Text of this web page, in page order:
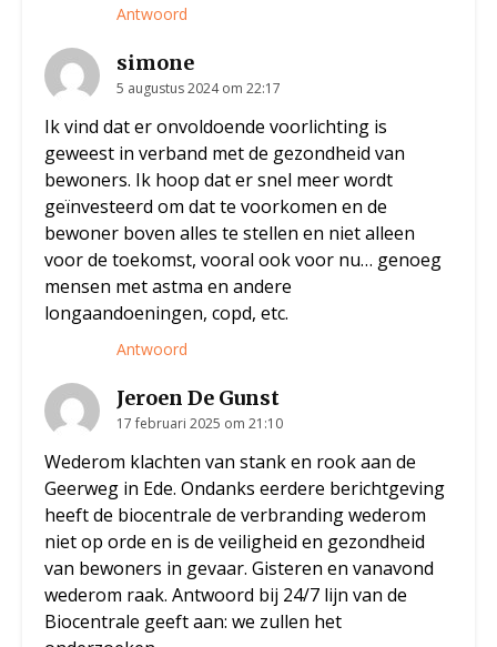
Antwoord
simone
5 augustus 2024 om 22:17
Ik vind dat er onvoldoende voorlichting is
geweest in verband met de gezondheid van
bewoners. Ik hoop dat er snel meer wordt
geïnvesteerd om dat te voorkomen en de
bewoner boven alles te stellen en niet alleen
voor de toekomst, vooral ook voor nu… genoeg
mensen met astma en andere
longaandoeningen, copd, etc.
Antwoord
Jeroen De Gunst
17 februari 2025 om 21:10
Wederom klachten van stank en rook aan de
Geerweg in Ede. Ondanks eerdere berichtgeving
heeft de biocentrale de verbranding wederom
niet op orde en is de veiligheid en gezondheid
van bewoners in gevaar. Gisteren en vanavond
wederom raak. Antwoord bij 24/7 lijn van de
Biocentrale geeft aan: we zullen het